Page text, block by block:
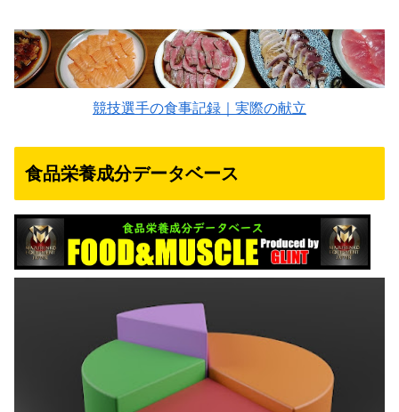
競技選手の食事記録｜実際の献立
食品栄養成分データベース